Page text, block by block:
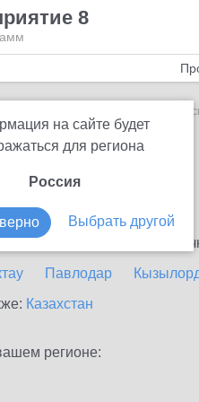
8
на сайте будет
для региона
Россия
Выбрать другой
1С:Подпись
с информационными
Павлодар
Казахстан
регионе: